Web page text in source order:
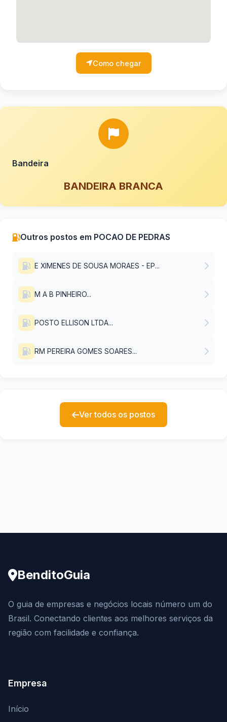
Como chegar
Bandeira
BANDEIRA BRANCA
Outros postos em POCAO DE PEDRAS
E XIMENES DE SOUSA MORAES - EP...
M A B PINHEIRO...
POSTO ELLISON LTDA...
RM PEREIRA GOMES SOARES...
Ver todos os postos
BenditoGuia
O guia de empresas e negócios locais número um do
Brasil. Conectando clientes aos melhores serviços da
região com facilidade e confiança.
Empresa
Início